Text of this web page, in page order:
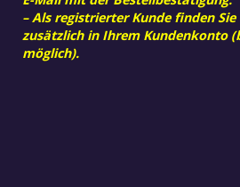
– Als registrierter Kunde finden
zusätzlich in Ihrem Kundenkonto
möglich).